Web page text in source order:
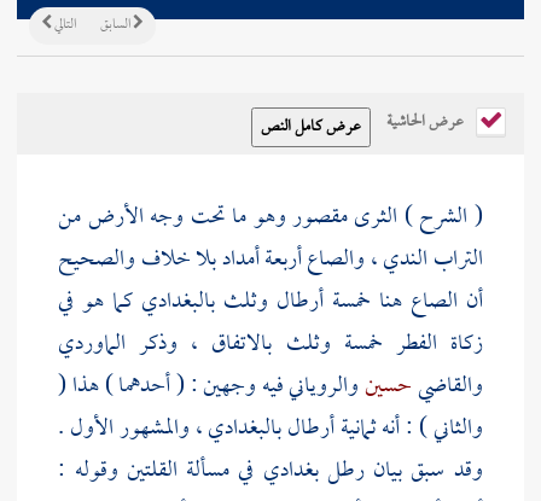
التالي السابق
عرض الحاشية
( الشرح ) الثرى مقصور وهو ما تحت وجه الأرض من
التراب الندي ، والصاع أربعة أمداد بلا خلاف والصحيح
أن الصاع هنا خمسة أرطال وثلث بالبغدادي كما هو في
زكاة الفطر خمسة وثلث بالاتفاق ، وذكر الماوردي
والقاضيحسينوالرويانيفيه وجهين : ( أحدهما ) هذا (
والثاني ) : أنه ثمانية أرطال بالبغدادي ، والمشهور الأول .
وقد سبق بيان رطل بغدادي في مسألة القلتين وقوله :